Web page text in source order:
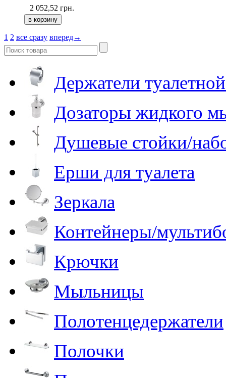
2 052,52 грн.
1 2 все сразу вперед→
Держатели
Дозаторы жидкого
Душевые стойки/
Ерши для туалета
Зеркала
Контейнеры/
Крючки
Мыльницы
Полотенцедержатели
Полочки